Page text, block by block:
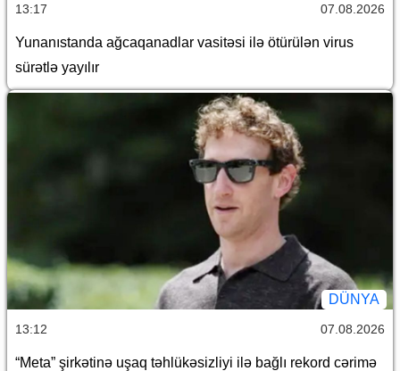
13:17 07.08.2026
Yunanıstanda ağcaqanadlar vasitəsi ilə ötürülən virus
sürətlə yayılır
DÜNYA
13:12 07.08.2026
“Meta” şirkətinə uşaq təhlükəsizliyi ilə bağlı rekord cərimə